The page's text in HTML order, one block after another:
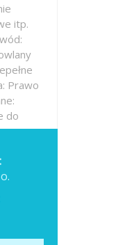
itp.
Prawo
do